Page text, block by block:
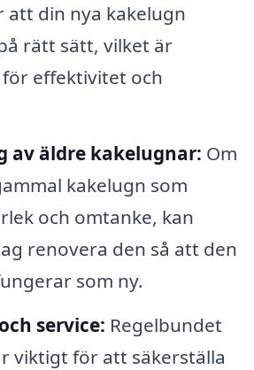
att din nya kakelugn
rätt sätt, vilket är
effektivitet och
av äldre kakelugnar: Om
kakelugn som
och omtanke, kan
renovera den så att den
som ny.
service: Regelbundet
viktigt för att säkerställa